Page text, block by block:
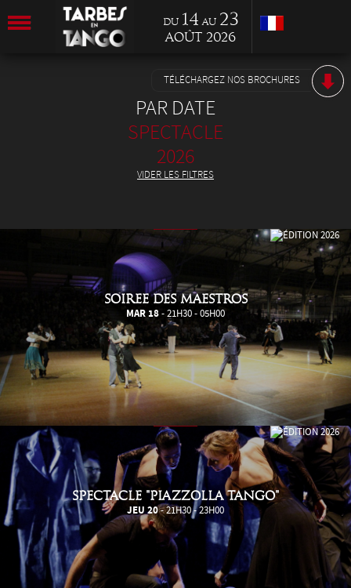
du 14 au 23
Août 2026
TÉLÉCHARGEZ NOS BROCHURES
PAR DATE
SPECTACLE
2026
VIDER LES FILTRES
SOIREE DES MAESTROS
MAR 18- 21H30 - 05H00
SPECTACLE "PIAZZOLLA TANGO"
JEU 20- 21H30 - 23H00